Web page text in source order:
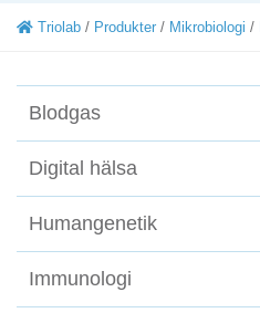
Triolab / Produkter / Mikrobiologi /
Blodgas
Digital hälsa
Humangenetik
Immunologi